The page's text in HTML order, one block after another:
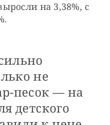
на 3,38%, с
не
песок — на
детского